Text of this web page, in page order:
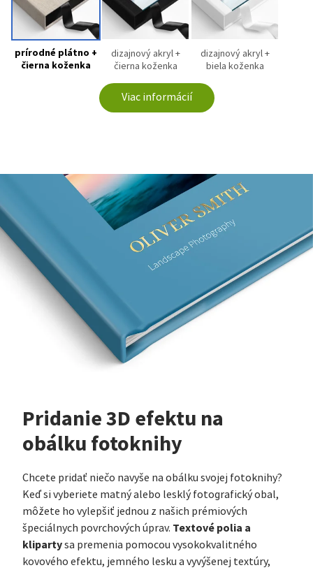
prírodné plátno +
čierna koženka
dizajnový akryl +
čierna koženka
dizajnový akryl +
biela koženka
Viac informácií
Pridanie 3D efektu na
obálku fotoknihy
Chcete pridať niečo navyše na obálku svojej fotoknihy?
Keď si vyberiete matný alebo lesklý fotografický obal,
môžete ho vylepšiť jednou z našich prémiových
špeciálnych povrchových úprav. Textové polia a
klipartysa premenia pomocou vysokokvalitného
kovového efektu, jemného lesku a vyvýšenej textúry,